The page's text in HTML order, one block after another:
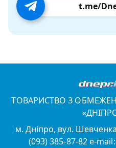
t.me/
ТОВАРИСТВО З
м. Дніпро, вул.
(093) 385-87-82 e-